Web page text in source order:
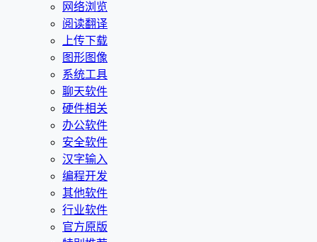
网络浏览
阅读翻译
上传下载
图形图像
系统工具
聊天软件
硬件相关
办公软件
安全软件
汉字输入
编程开发
其他软件
行业软件
官方原版